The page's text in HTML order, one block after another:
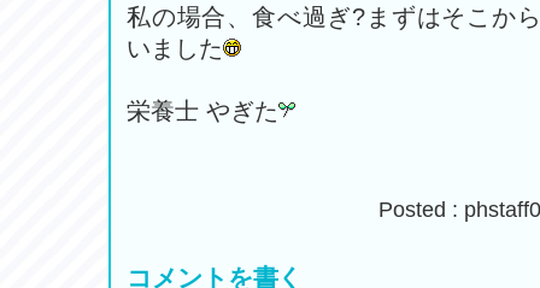
私の場合、食べ過ぎ?まずはそこか
いました
栄養士 やぎた
Posted :
コメントを書く